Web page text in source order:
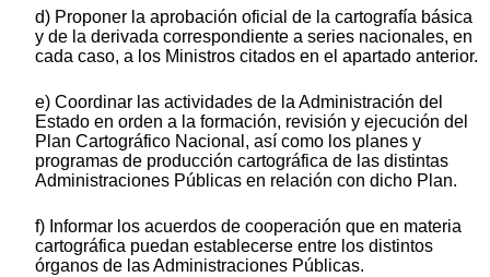
d) Proponer la aprobación oficial de la cartografía básica
y de la derivada correspondiente a series nacionales, en
cada caso, a los Ministros citados en el apartado anterior.
e) Coordinar las actividades de la Administración del
Estado en orden a la formación, revisión y ejecución del
Plan Cartográfico Nacional, así como los planes y
programas de producción cartográfica de las distintas
Administraciones Públicas en relación con dicho Plan.
f) Informar los acuerdos de cooperación que en materia
cartográfica puedan establecerse entre los distintos
órganos de las Administraciones Públicas.